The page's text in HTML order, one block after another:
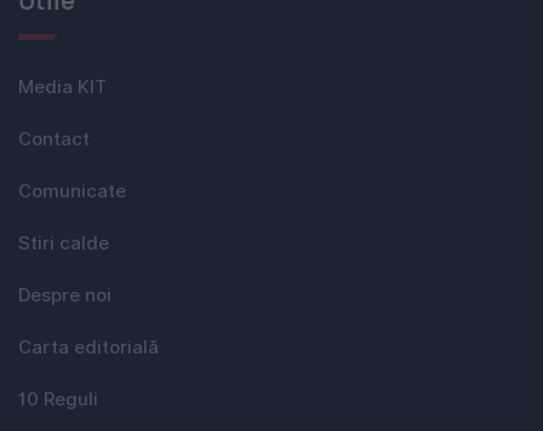
Media KIT
Contact
Comunicate
Stiri calde
Despre noi
Carta editorială
10 Reguli